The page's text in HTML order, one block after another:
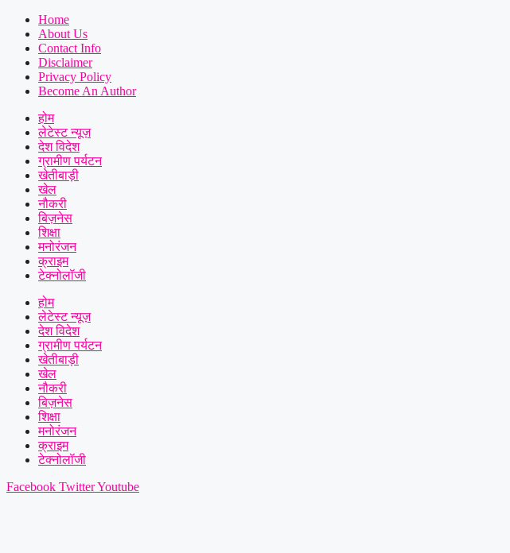
Home
About Us
Contact Info
Disclaimer
Privacy Policy
Become An Author
होम
लेटेस्ट न्यूज़
देश विदेश
ग्रामीण पर्यटन
खेतीबाड़ी
खेल
नौकरी
बिज़नेस
शिक्षा
मनोरंजन
क्राइम
टेक्नोलॉजी
होम
लेटेस्ट न्यूज़
देश विदेश
ग्रामीण पर्यटन
खेतीबाड़ी
खेल
नौकरी
बिज़नेस
शिक्षा
मनोरंजन
क्राइम
टेक्नोलॉजी
Facebook TwitterYoutube